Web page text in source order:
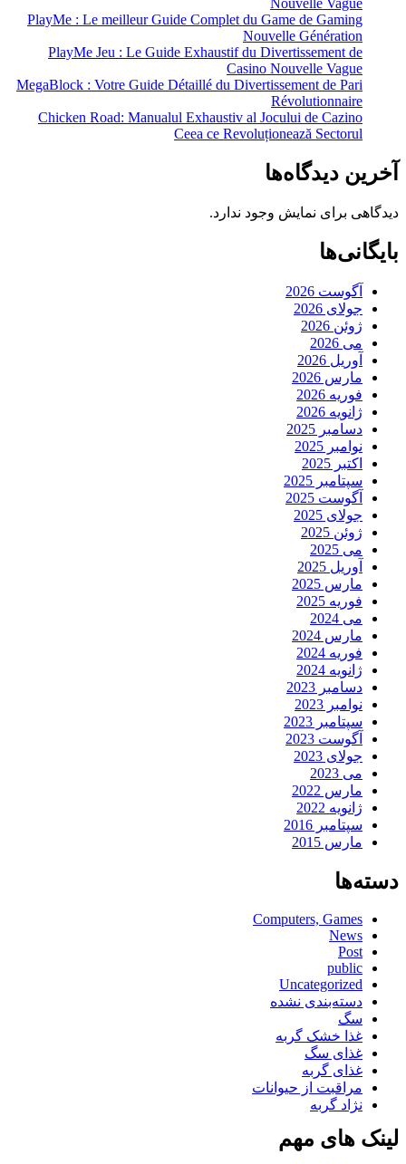
Nouvelle Vague
PlayMe : Le meilleur Guide Complet du Game de Gaming
Nouvelle Génération
PlayMe Jeu : Le Guide Exhaustif du Divertissement de
Casino Nouvelle Vague
MegaBlock : Votre Guide Détaillé du Divertissement de Pari
Révolutionnaire
Chicken Road: Manualul Exhaustiv al Jocului de Cazino
Ceea ce Revoluționează Sectorul
آخرین دیدگاه‌ها
دیدگاهی برای نمایش وجود ندارد.
بایگانی‌ها
آگوست 2026
جولای 2026
ژوئن 2026
می 2026
آوریل 2026
مارس 2026
فوریه 2026
ژانویه 2026
دسامبر 2025
نوامبر 2025
اکتبر 2025
سپتامبر 2025
آگوست 2025
جولای 2025
ژوئن 2025
می 2025
آوریل 2025
مارس 2025
فوریه 2025
می 2024
مارس 2024
فوریه 2024
ژانویه 2024
دسامبر 2023
نوامبر 2023
سپتامبر 2023
آگوست 2023
جولای 2023
می 2023
مارس 2022
ژانویه 2022
سپتامبر 2016
مارس 2015
دسته‌ها
Computers, Games
News
Post
public
Uncategorized
دسته‌بندی نشده
سگ
غذا خشک گربه
غذای سگ
غذای گربه
مراقبت از حیوانات
نژاد گربه
لینک های مهم